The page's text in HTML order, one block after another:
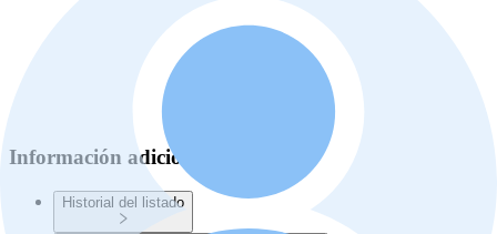
Información adicional
Historial del listado